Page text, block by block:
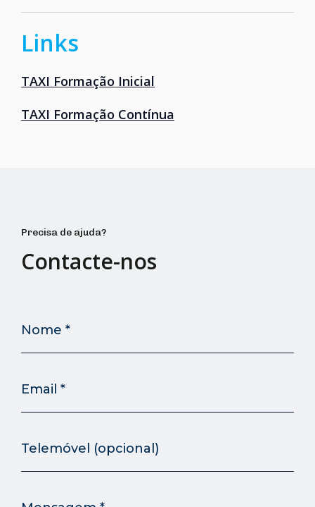
Links
TAXI Formação Inicial
TAXI Formação Contínua
Precisa de ajuda?
Contacte-nos